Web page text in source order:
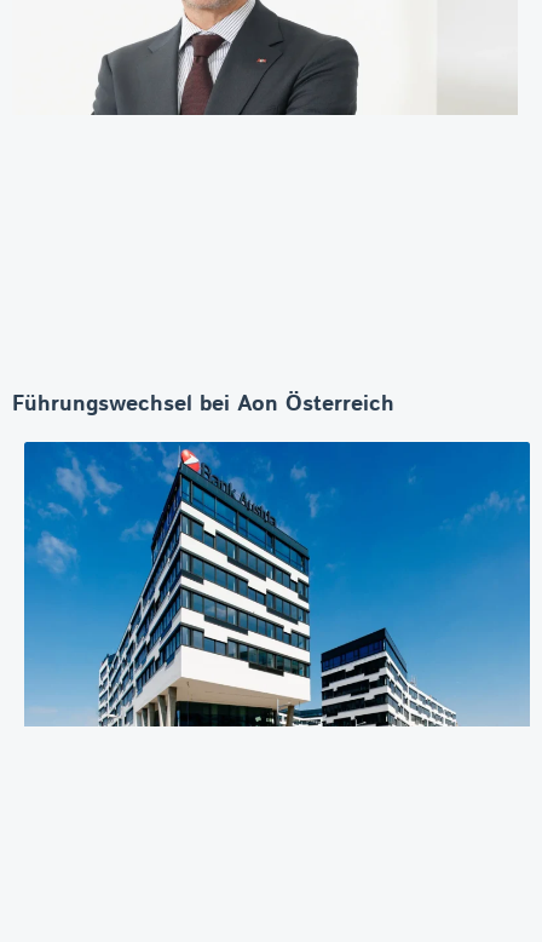
Führungswechsel bei Aon Österreich